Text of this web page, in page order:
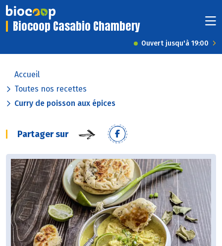
Biocoop Casabio Chambery
Ouvert jusqu'à 19:00
Accueil
Toutes nos recettes
Curry de poisson aux épices
Partager sur